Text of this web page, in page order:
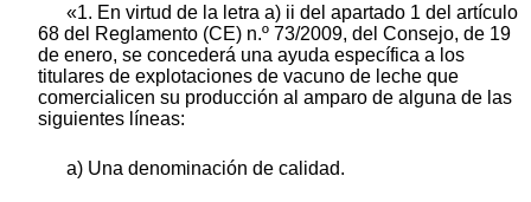
«1. En virtud de la letra a) ii del apartado 1 del artículo
68 del Reglamento (CE) n.º 73/2009, del Consejo, de 19
de enero, se concederá una ayuda específica a los
titulares de explotaciones de vacuno de leche que
comercialicen su producción al amparo de alguna de las
siguientes líneas:
a) Una denominación de calidad.